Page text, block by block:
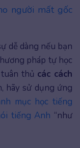
người mất gốc
dễ dàng nếu bạn
pháp tự học
thủ các cách
hãy sử dụng ứng
mục học tiếng
tiếng Anh “như